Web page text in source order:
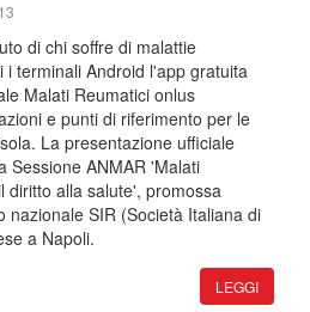
di chi soffre di malattie
i terminali Android l'app gratuita
Malati Reumatici onlus
e punti di riferimento per le
La presentazione ufficiale
Sessione ANMAR 'Malati
diritto alla salute', promossa
nazionale SIR (Società Italiana di
a Napoli.
LEGGI